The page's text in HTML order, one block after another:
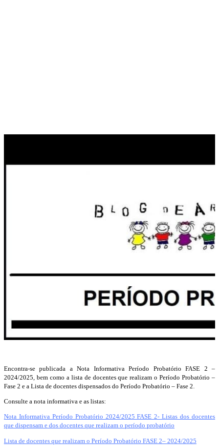
Encontra-se publicada a Nota Informativa Período Probatório FASE 2 –
2024/2025, bem como a lista de docentes que realizam o Período Probatório –
Fase 2 e a Lista de docentes dispensados do Período Probatório – Fase 2.
Consulte a nota informativa e as listas:
Nota Informativa Período Probatório 2024/2025 FASE 2- Listas dos docentes
que dispensam e dos docentes que realizam o período probatório
Lista de docentes que realizam o Período Probatório FASE 2– 2024/2025